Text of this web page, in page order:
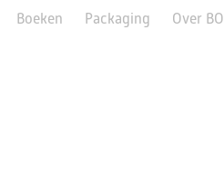
Boeken Packaging Over BO